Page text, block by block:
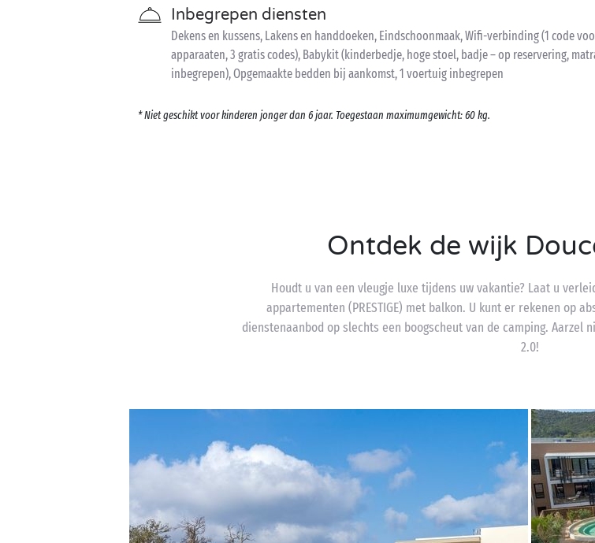
Inbegrepen diensten
Dekens en kussens, Lakens en handdoeken, Eindschoonmaak, Wifi-verbinding (1 code
apparaaten, 3 gratis codes), Babykit (kinderbedje, hoge stoel, badje – op reservering,
inbegrepen), Opgemaakte bedden bij aankomst, 1 voertuig inbegrepen
* Niet geschikt voor kinderen jonger dan 6 jaar. Toegestaan maximumgewicht: 60 kg.
Ontdek de wijk
Houdt u van een vleugje luxe tijdens uw vakantie? Laat u
appartementen (PRESTIGE) met balkon. U kunt er rekenen op
dienstenaanbod op slechts een boogscheut van de camping. Aarzel
2.0!